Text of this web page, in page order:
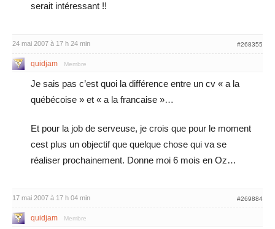
serait intéressant !!
24 mai 2007 à 17 h 24 min #268355
quidjam Membre
Je sais pas c’est quoi la différence entre un cv « a la
québécoise » et « a la francaise »…
Et pour la job de serveuse, je crois que pour le moment
cest plus un objectif que quelque chose qui va se
réaliser prochainement. Donne moi 6 mois en Oz…
17 mai 2007 à 17 h 04 min #269884
quidjam Membre